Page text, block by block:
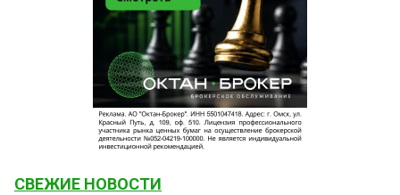
СВЕЖИЕ НОВОСТИ